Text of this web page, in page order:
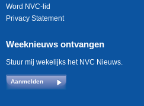
Word NVC-lid
Privacy Statement
Weeknieuws ontvangen
Stuur mij wekelijks het NVC Nieuws.
Aanmelden